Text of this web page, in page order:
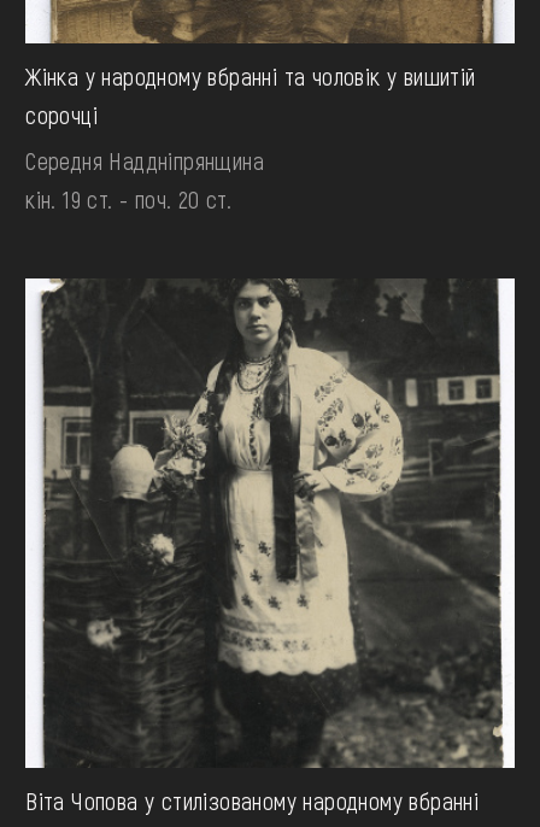
Жінка у народному вбранні та чоловік у вишитій
сорочці
Середня Наддніпрянщина
кін. 19 ст. - поч. 20 ст.
Віта Чопова у стилізованому народному вбранні